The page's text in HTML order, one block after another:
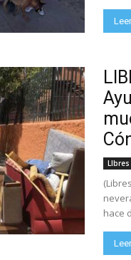
LIbres
hace